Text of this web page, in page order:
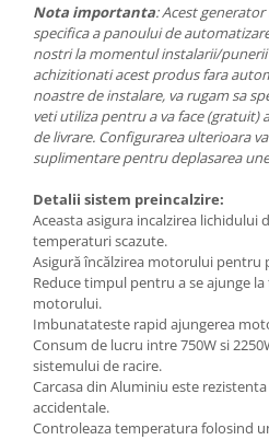
Pompe cu turatie variabila
Accesorii pompe
Scule de mana
Truse de scule
Surubelnite
Nivele
Masura si control
Tehnica masurare
Nivele automate
Telemetre
Termodetectoare
Accesorii si consumabile
Uleiuri, vaseline, detergenti
Nota importanta: Acest
specifica a panoului de
nostri la momentul instalarii/punerii
achizitionati acest produs fara
noastre de instalare, va rugam sa
veti utiliza pentru a va face (gratuit)
de livrare. Configurarea ulterioara
suplimentare pentru deplasarea
Detalii sistem preincalzire:
Aceasta asigura incalzirea lichidului
temperaturi scazute.
Asigură încălzirea motorului pentru
Reduce timpul pentru a se ajunge
motorului.
Imbunatateste rapid ajungerea
Consum de lucru intre 750W si
sistemului de racire.
Carcasa din Aluminiu este
accidentale.
Controleaza temperatura folosind